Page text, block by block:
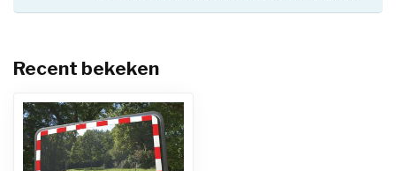
Recent bekeken